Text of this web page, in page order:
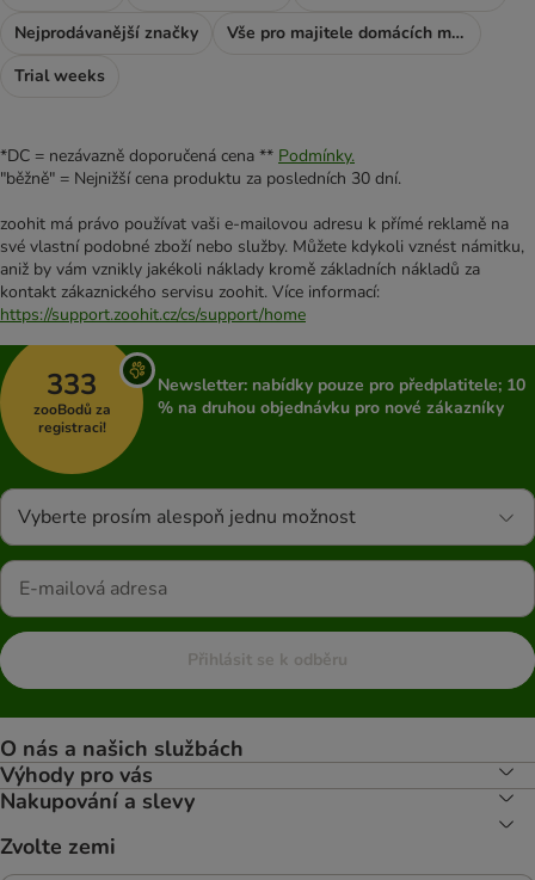
Nejprodávanější značky
Vše pro majitele domácích mazlíčků
Trial weeks
*DC = nezávazně doporučená cena ** Podmínky.
"běžně" = Nejnižší cena produktu za posledních 30 dní.
zoohit má právo používat vaši e-mailovou adresu k přímé reklamě na
své vlastní podobné zboží nebo služby. Můžete kdykoli vznést námitku,
aniž by vám vznikly jakékoli náklady kromě základních nákladů za
kontakt zákaznického servisu zoohit. Více informací:
https://support.zoohit.cz/cs/support/home
333
zooBodů za
registraci!
Newsletter: nabídky pouze pro předplatitele; 10
% na druhou objednávku pro nové zákazníky
Vyberte prosím alespoň jednu možnost
Přihlásit se k odběru
O nás a našich službách
Výhody pro vás
Nakupování a slevy
Zvolte zemi